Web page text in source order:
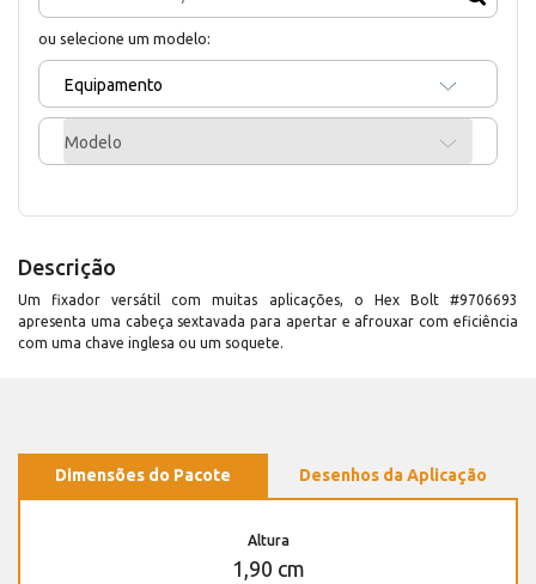
ou selecione um modelo:
Equipamento
Modelo
Descrição
Um fixador versátil com muitas aplicações, o Hex Bolt #9706693
apresenta uma cabeça sextavada para apertar e afrouxar com eficiência
com uma chave inglesa ou um soquete.
Dimensões do Pacote Desenhos da Aplicação
Altura
1,90 cm